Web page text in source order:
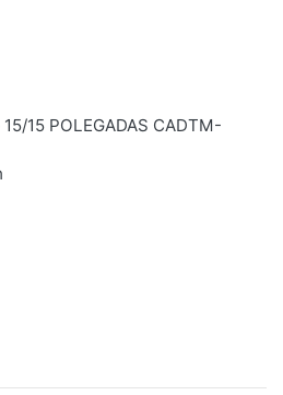
15 POLEGADAS CADTM-